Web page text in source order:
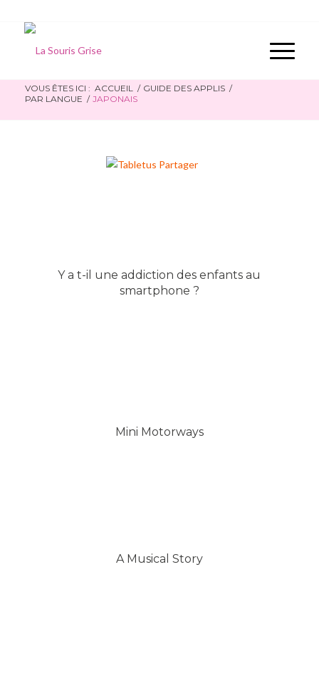
VOUS ÊTES ICI : ACCUEIL / GUIDE DES APPLIS /
PAR LANGUE / JAPONAIS
Y a t-il une addiction des enfants au
smartphone ?
Mini Motorways
A Musical Story